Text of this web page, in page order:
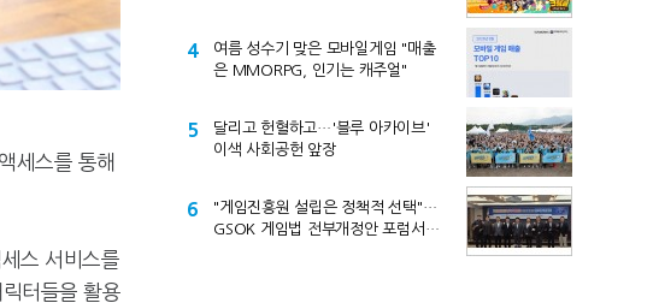
세스를 통해
스 서비스를
터들을 활용
4
여름 성수기 맞은 모바일게임 "매출
은 MMORPG, 인기는 캐주얼"
5
달리고 헌혈하고…'블루 아카이브'
이색 사회공헌 앞장
6
"게임진흥원 설립은 정책적 선택"…
GSOK 게임법 전부개정안 포럼서